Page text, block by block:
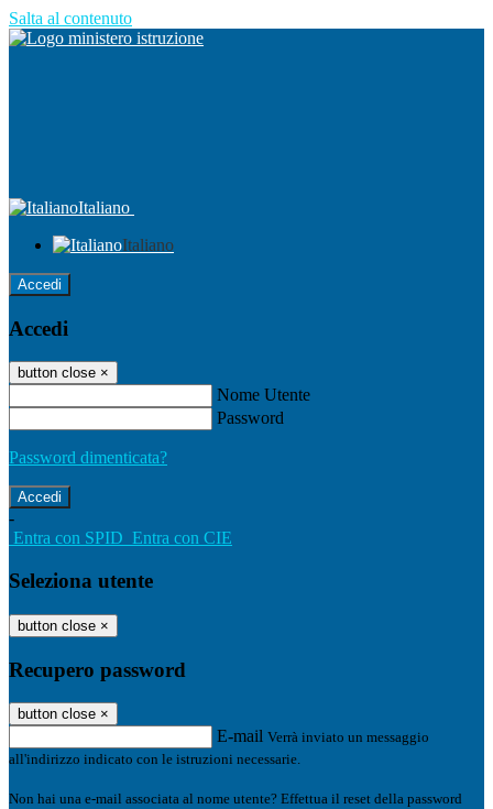
Salta al contenuto
Italiano
Italiano
Accedi
Accedi
button close ×
Nome Utente
Password
Password dimenticata?
-
Entra con SPID Entra con CIE
Seleziona utente
button close ×
Recupero password
button close ×
E-mail Verrà inviato un messaggio
all'indirizzo indicato con le istruzioni necessarie.
Non hai una e-mail associata al nome utente? Effettua il reset della password